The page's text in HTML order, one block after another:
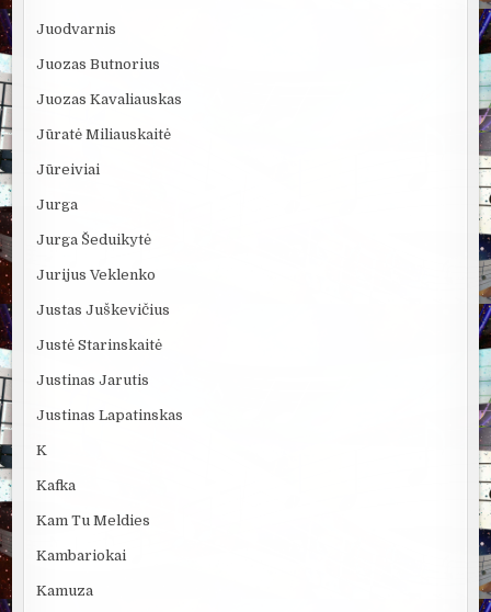
Juodvarnis
Juozas Butnorius
Juozas Kavaliauskas
Jūratė Miliauskaitė
Jūreiviai
Jurga
Jurga Šeduikytė
Jurijus Veklenko
Justas Juškevičius
Justė Starinskaitė
Justinas Jarutis
Justinas Lapatinskas
K
Kafka
Kam Tu Meldies
Kambariokai
Kamuza